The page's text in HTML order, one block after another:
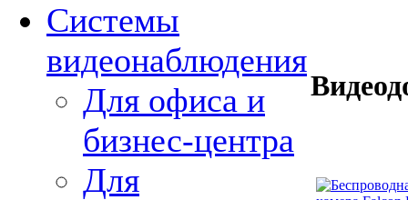
Системы
видеонаблюдения
Для офиса и
бизнес-центра
Для